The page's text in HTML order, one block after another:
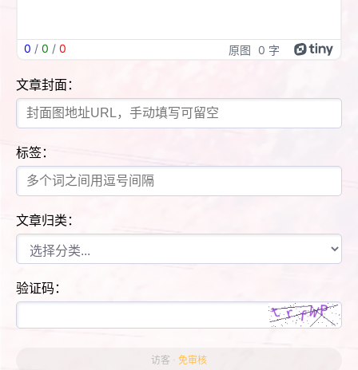
0 / 0 / 0 原图 0 字
文章封面：
标签：
文章归类：
验证码：
访客 · 免审核